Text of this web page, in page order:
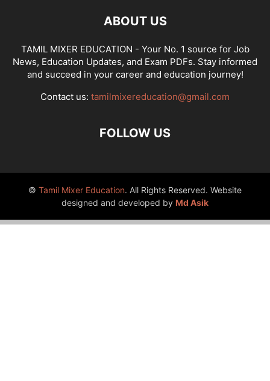
ABOUT US
TAMIL MIXER EDUCATION - Your No. 1 source for Job
News, Education Updates, and Exam PDFs. Stay informed
and succeed in your career and education journey!
Contact us: tamilmixereducation@gmail.com
FOLLOW US
© Tamil Mixer Education. All Rights Reserved. Website
designed and developed by Md Asik